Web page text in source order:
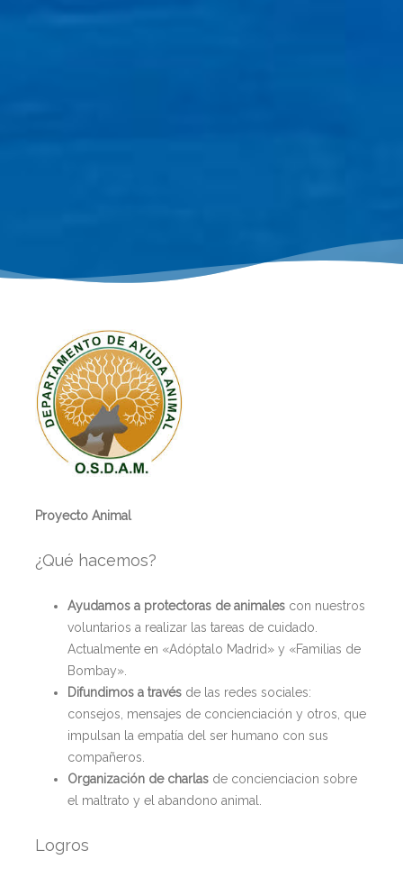
Proyecto Animal
¿Qué hacemos?
Ayudamos a protectoras de animales con nuestros
voluntarios a realizar las tareas de cuidado.
Actualmente en «Adóptalo Madrid» y «Familias de
Bombay».
Difundimos a través de las redes sociales:
consejos, mensajes de concienciación y otros, que
impulsan la empatía del ser humano con sus
compañeros.
Organización de charlas de concienciacion sobre
el maltrato y el abandono animal.
Logros